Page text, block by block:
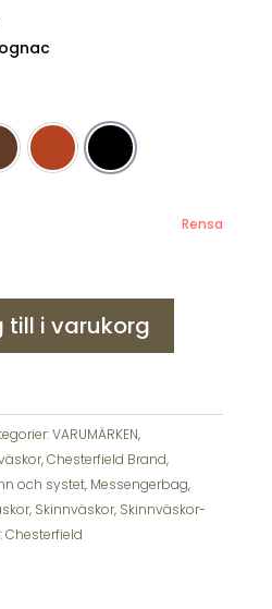
Brun Cognac Svart
Rensa
till i varukorg
VARUMÄRKEN,
,Chesterfield Brand,
och systet, Messengerbag,
, Skinnväskor, Skinnväskor-
Chesterfield